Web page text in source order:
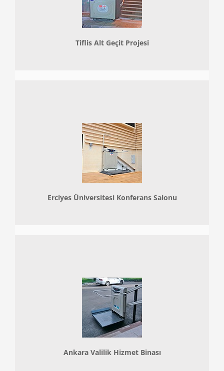
Tiflis Alt Geçit Projesi
Erciyes Üniversitesi Konferans Salonu
Ankara Valilik Hizmet Binası